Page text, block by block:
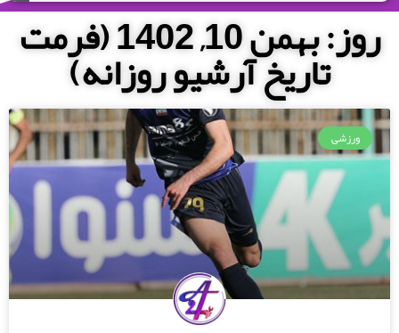
روز: بهمن 10, 1402 (فرمتتاریخ آرشیو روزانه)
ورزشی